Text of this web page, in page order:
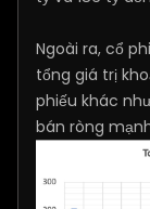
Ngoài ra, cổ
tổng giá trị
phiếu khác
bán ròng